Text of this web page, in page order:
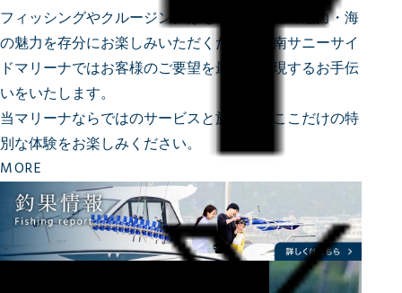
フィッシングやクルージングはもちろん、船の魅力・海
の魅力を存分にお楽しみいただくため、
湘南サニーサイ
ドマリーナではお客様のご要望を最大限実現するお手伝
いをいたします。
当マリーナならではのサービスと施設で、ここだけの特
別な体験をお楽しみください。
MORE